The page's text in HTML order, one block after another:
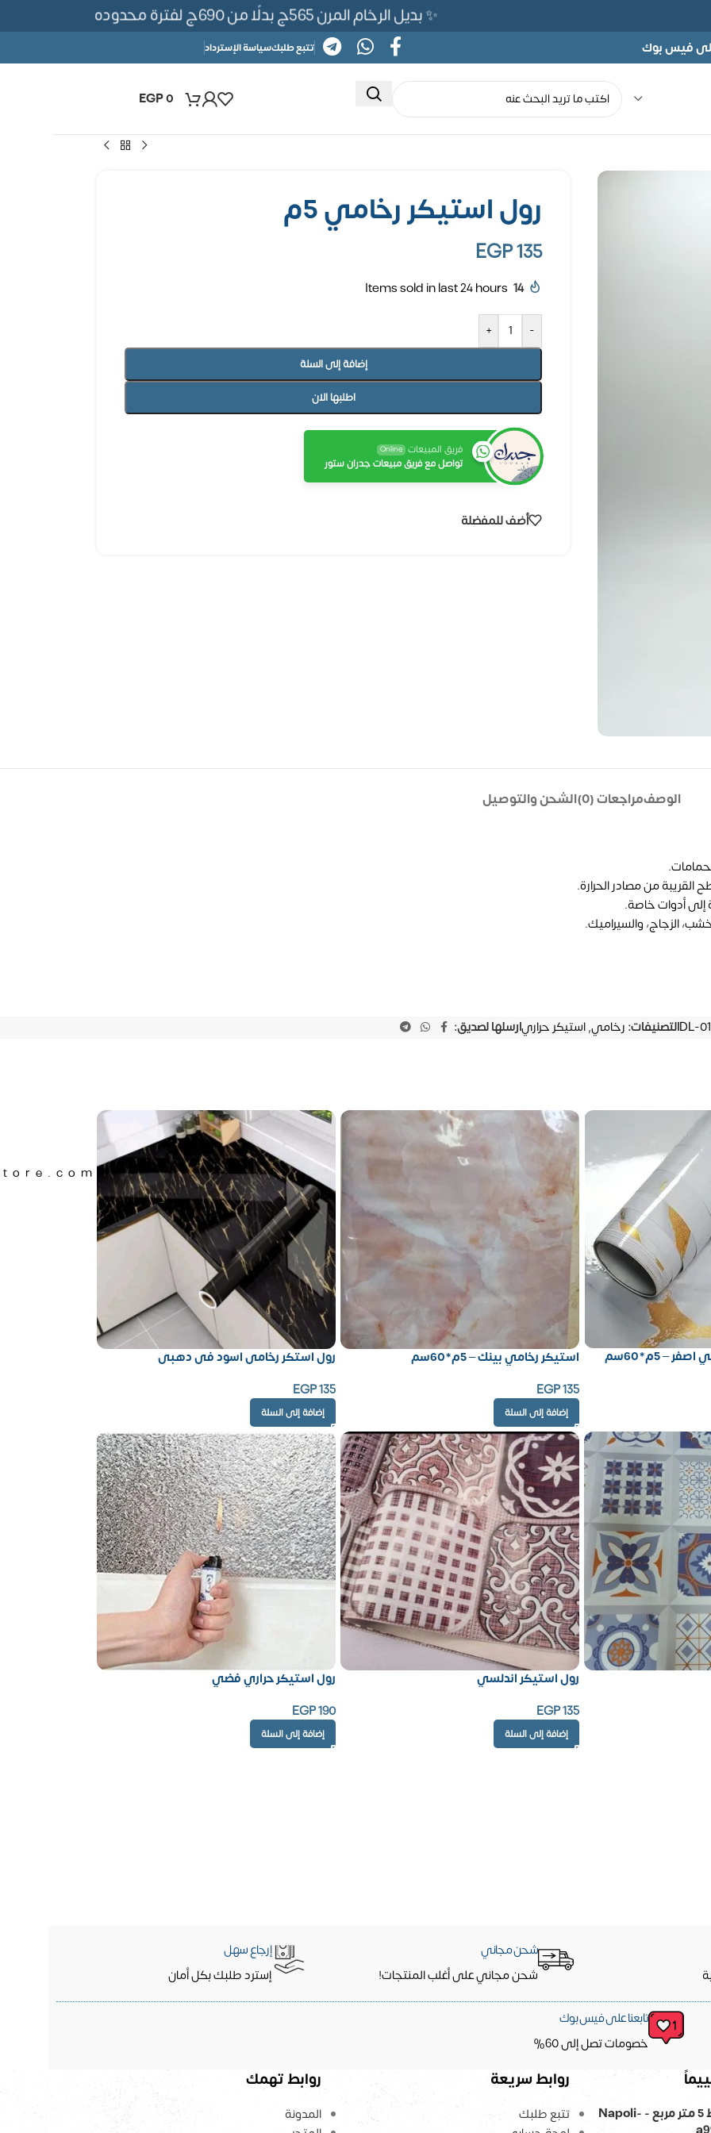
✨ بديل الرخام المرن 565ج بدلًا من 690ج لفترة محدوده
على فيس بوك تتبع طلبكسياسة الإسترداد
EGP0
رول استيكر رخامي 5م
EGP135
14
Items sold in last 24 hours
-
+
إضافة إلى السلة
اطلبها الان
فريق المبيعات Online
تواصل مع فريق مبيعات جدران ستور
أضف للمفضلة
الوصفمراجعات (0) الشحن والتوصيل
القريبة من مصادر الحرارة.
إلى أدوات خاصة.
الزجاج، والسيراميك.
DL-التصنيفات: رخامي,استيكر حراريارسلها لصديق:
– 5م*60سم
استيكر رخامي بينك – 5م*60سم
EGP135
إضافة إلى السلة
رول استكر رخامى اسود فى دهبى
EGP135
إضافة إلى السلة
رول استيكر اندلسي
EGP135
إضافة إلى السلة
رول استيكر حراري فضي
EGP190
إضافة إلى السلة
شحن مجاني
شحن مجاني على أغلب المنتجات!
إرجاع سهل
إسترد طلبك بكل أمان
تابعنا على فيس بوك
خصومات تصل إلى 60%
ورق حائط 5 متر مربع - Napoli-
روابط سريعة
تتبع طلبك
روابط تهمك
المدونة